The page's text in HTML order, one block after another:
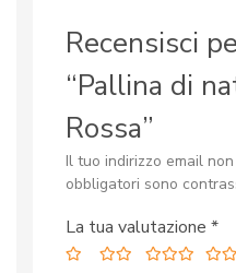
Recensisci
“Pallina di
Rossa”
Il tuo indirizzo email
obbligatori sono
La tua valutazione *